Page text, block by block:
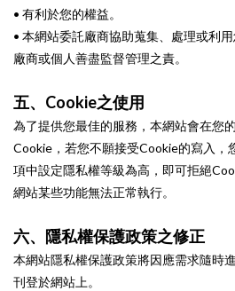
• 有利於您的權益。
• 本網站委託廠商協助蒐集、處理或利
廠商或個人善盡監督管理之責。
五、Cookie之使用
為了提供您最佳的服務，本網站會在您
Cookie，若您不願接受Cookie的寫入，
項中設定隱私權等級為高，即可拒絕
網站某些功能無法正常執行。
六、隱私權保護政策之修正
本網站隱私權保護政策將因應需求隨時
刊登於網站上。